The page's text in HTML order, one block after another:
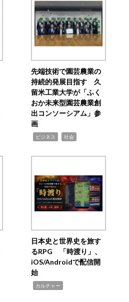
先端技術で園芸農業の
持続的発展目指す 久
留米工業大学が「ふく
おか未来型園芸農業創
出コンソーシアム」参
画
ビジネス 社会
日本史と世界史を旅す
るRPG 「時渡り」、
iOS/Androidで配信開
始
カルチャー